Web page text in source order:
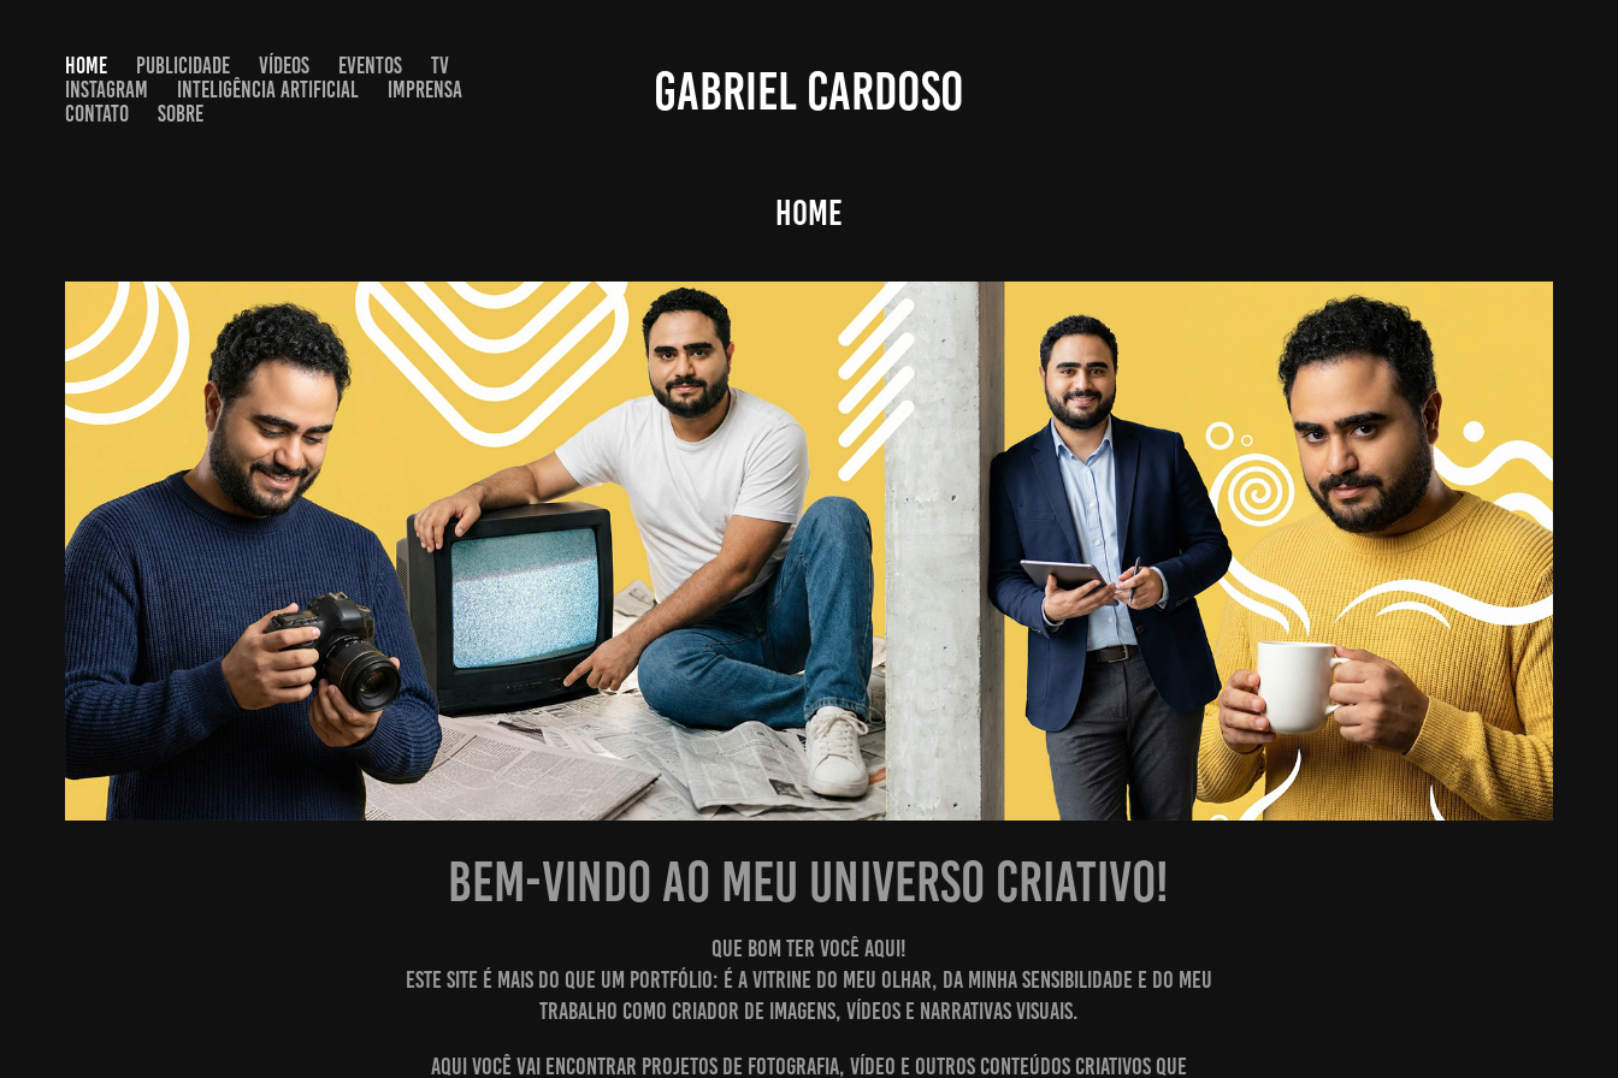
HOME PUBLICIDADE VÍDEOS EVENTOS
TV
INSTAGRAM
INTELIGÊNCIA ARTIFICIAL
IMPRENSA
CONTATO
SOBRE GABRIEL CARDOSO
HOME
Bem-vindo ao meu universo criativo!
Que bom ter você aqui!
Este site é mais do que um portfólio: é a vitrine do meu olhar, da minha sensibilidade e do meu
trabalho como criador de imagens, vídeos e narrativas visuais.
Aqui você vai encontrar projetos de fotografia, vídeo e outros conteúdos criativos que